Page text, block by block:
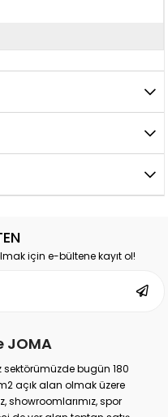
için e-bültene kayıt ol!
JOMA
sektörümüzde bugün 180
açık alan olmak üzere
spor